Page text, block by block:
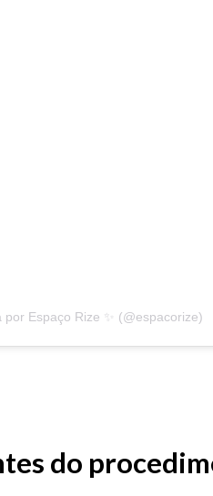
Espaço Rize ✨ (@espacorize)
do